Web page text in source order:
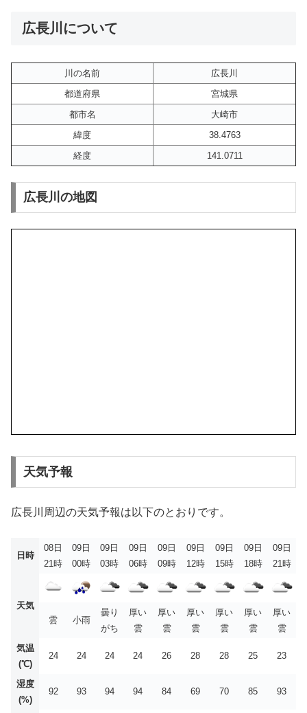
広長川について
川の名前
広長川
都道府県
宮城県
都市名
大崎市
緯度
38.4763
経度
141.0711
広長川の地図
天気予報
広長川周辺の天気予報は以下のとおりです。
日時
08日
21時
09日
00時
09日
03時
09日
06時
09日
09時
09日
12時
09日
15時
09日
18時
09日
21時
天気
雲
小雨
曇り
がち
厚い
雲
厚い
雲
厚い
雲
厚い
雲
厚い
雲
厚い
雲
気温
(℃)
24 24 24 24 26 28 28 25 23
湿度
(%)
92 93 94 94 84 69 70 85 93